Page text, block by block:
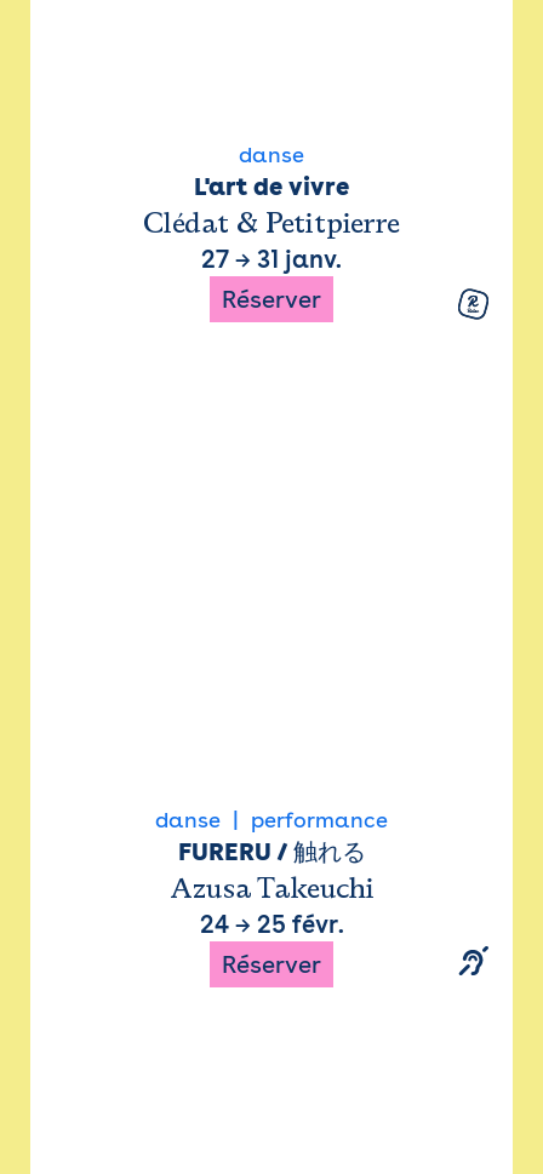
danse
L'art de vivre
Clédat & Petitpierre
27 → 31 janv.
Réserver
danse performance
FURERU / 触れる
Azusa Takeuchi
24→ 25 févr.
Réserver